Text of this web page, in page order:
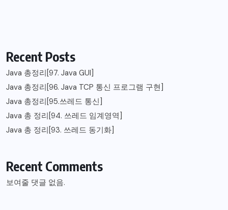
Recent Posts
Java 총정리[97. Java GUI]
Java 총정리[96. Java TCP 통신 프로그램 구현]
Java 총정리[95.쓰레드 통신]
Java 총 정리[94. 쓰레드 임계영역]
Java 총 정리[93. 쓰레드 동기화]
Recent Comments
보여줄 댓글 없음.